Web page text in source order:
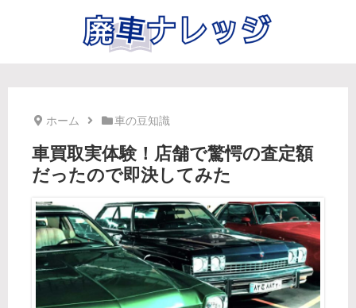
ホーム 車の豆知識
車買取実体験！店舗で驚愕の査定額
だったので即決してみた